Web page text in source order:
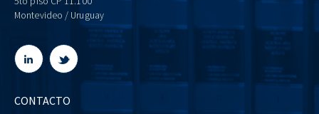
Montevideo / Uruguay
CONTACTO